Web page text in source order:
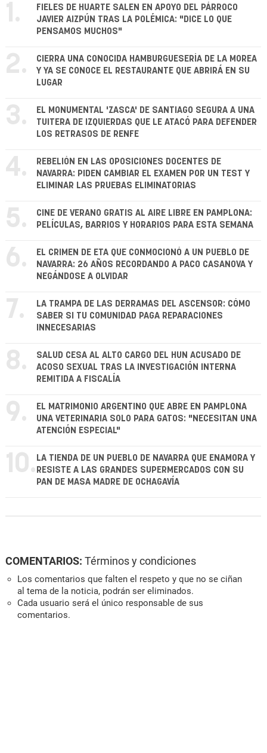
1.
FIELES DE HUARTE SALEN EN APOYO DEL PÁRROCO
JAVIER AIZPÚN TRAS LA POLÉMICA: "DICE LO QUE
PENSAMOS MUCHOS"
2.
CIERRA UNA CONOCIDA HAMBURGUESERÍA DE LA MOREA
Y YA SE CONOCE EL RESTAURANTE QUE ABRIRÁ EN SU
LUGAR
3.
EL MONUMENTAL 'ZASCA' DE SANTIAGO SEGURA A UNA
TUITERA DE IZQUIERDAS QUE LE ATACÓ PARA DEFENDER
LOS RETRASOS DE RENFE
4.
REBELIÓN EN LAS OPOSICIONES DOCENTES DE
NAVARRA: PIDEN CAMBIAR EL EXAMEN POR UN TEST Y
ELIMINAR LAS PRUEBAS ELIMINATORIAS
5.
CINE DE VERANO GRATIS AL AIRE LIBRE EN PAMPLONA:
PELÍCULAS, BARRIOS Y HORARIOS PARA ESTA SEMANA
6.
EL CRIMEN DE ETA QUE CONMOCIONÓ A UN PUEBLO DE
NAVARRA: 26 AÑOS RECORDANDO A PACO CASANOVA Y
NEGÁNDOSE A OLVIDAR
7.
LA TRAMPA DE LAS DERRAMAS DEL ASCENSOR: CÓMO
SABER SI TU COMUNIDAD PAGA REPARACIONES
INNECESARIAS
8.
SALUD CESA AL ALTO CARGO DEL HUN ACUSADO DE
ACOSO SEXUAL TRAS LA INVESTIGACIÓN INTERNA
REMITIDA A FISCALÍA
9.
EL MATRIMONIO ARGENTINO QUE ABRE EN PAMPLONA
UNA VETERINARIA SOLO PARA GATOS: "NECESITAN UNA
ATENCIÓN ESPECIAL"
10. LA TIENDA DE UN PUEBLO DE NAVARRA QUE ENAMORA Y
RESISTE A LAS GRANDES SUPERMERCADOS CON SU
PAN DE MASA MADRE DE OCHAGAVÍA
COMENTARIOS: Términos y condiciones
Los comentarios que falten el respeto y que no se ciñan
al tema de la noticia, podrán ser eliminados.
Cada usuario será el único responsable de sus
comentarios.